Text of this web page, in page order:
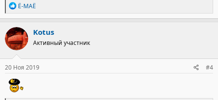
Р
е
а
к
ц
и
и
:
Ё-МАЁ
Kotus
Активный участник
20 Ноя 2019 #4